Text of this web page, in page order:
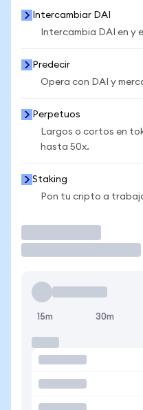
Intercambiar DAI
Intercambia DAI en y
Predecir
Opera con DAI y
Perpetuos
Largos o cortos en
hasta 50x.
Staking
Pon tu cripto a
15m 30m